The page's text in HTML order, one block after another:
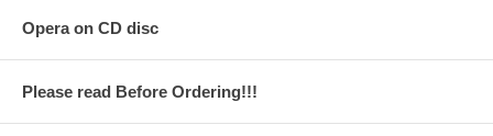
Opera on CD disc
Please read Before Ordering!!!